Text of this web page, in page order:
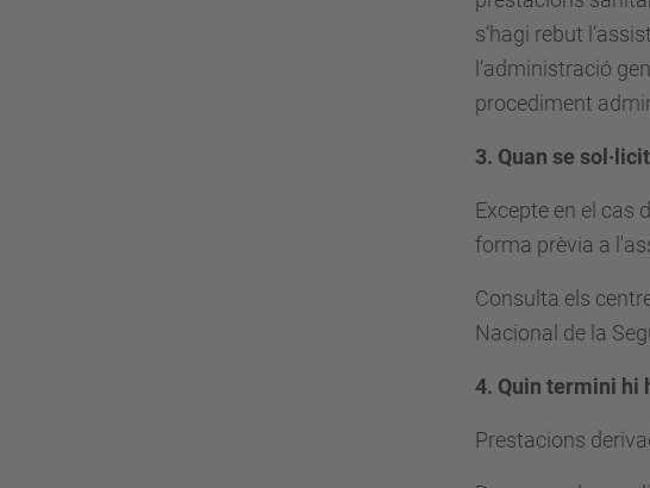
s’hagi rebut
l’administració
procediment
3. Quan se
Excepte en el cas
forma prèvia a
Consulta els
Nacional de la
4. Quin termini hi
Prestacions